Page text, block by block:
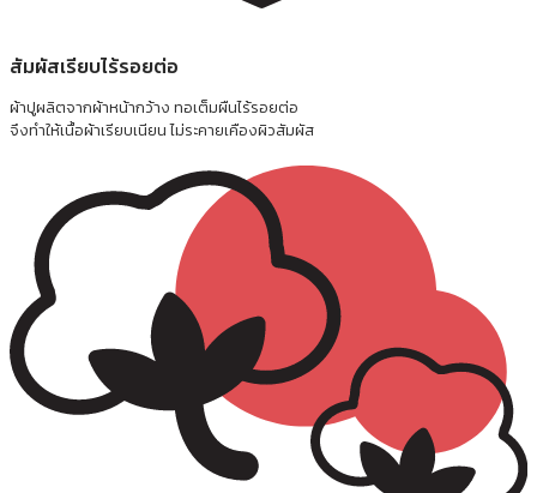
สัมผัสเรียบไร้รอยต่อ
ผ้าปูผลิตจากผ้าหน้ากว้าง ทอเต็มผืนไร้รอยต่อ
จึงทำให้เนื้อผ้าเรียบเนียน ไม่ระคายเคืองผิวสัมผัส